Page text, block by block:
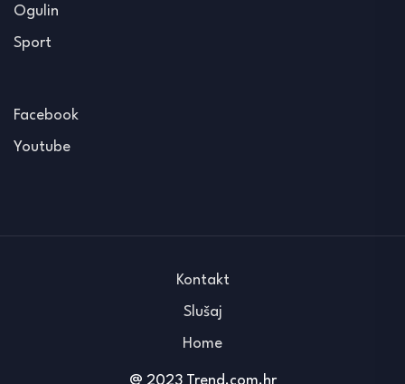
Ogulin
Sport
Facebook
Youtube
Kontakt
Slušaj
Home